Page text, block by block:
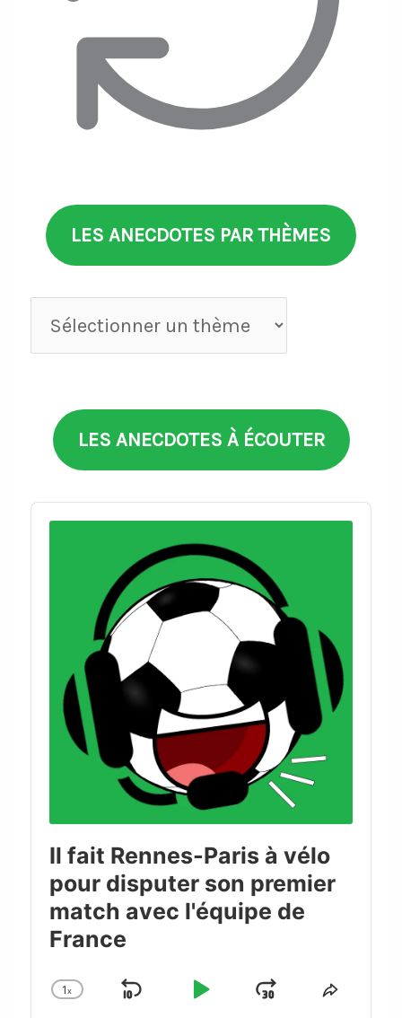
LES ANECDOTES PAR THÈMES
Anecdotes
par
LES ANECDOTES À ÉCOUTER
Audio
Player
Il fait Rennes-Paris à vélo
pour disputer son premier
match avec l'équipe de
France
Change
1x
Skip
Play
JumpShare